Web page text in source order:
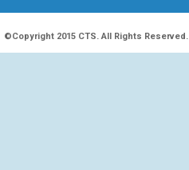
©Copyright 2015 CTS. All Rights Reserved.